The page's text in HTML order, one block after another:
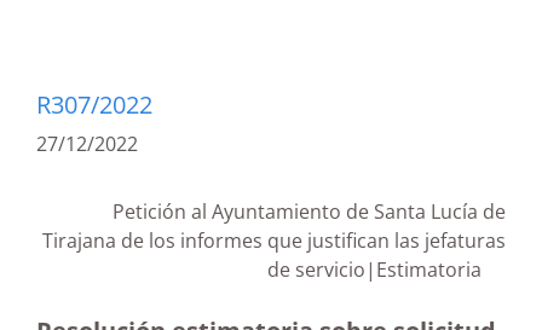
R307/2022
27/12/2022
Petición al Ayuntamiento de Santa Lucía de
Tirajana de los informes que justifican las jefaturas
de servicio|Estimatoria